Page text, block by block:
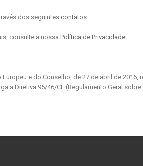
dos seguintescontatos.
consulte a nossa Política de Privacidade.
Europeu e do Conselho, de 27 de abril de
Diretiva 95/46/CE (Regulamento Geral